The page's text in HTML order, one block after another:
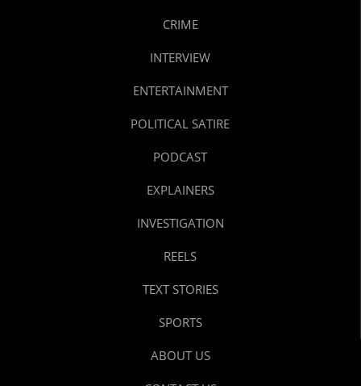
CRIME
INTERVIEW
ENTERTAINMENT
POLITICAL SATIRE
PODCAST
EXPLAINERS
INVESTIGATION
REELS
TEXT STORIES
SPORTS
ABOUT US